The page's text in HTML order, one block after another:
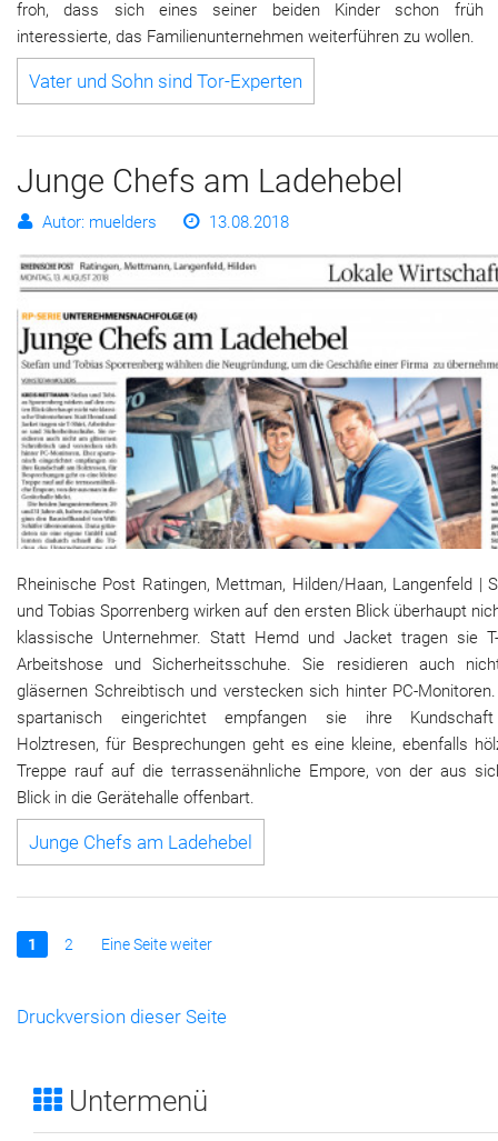
froh, dass sich eines seiner beiden Kinder schon früh
interessierte, das Familienunternehmen weiterführen zu wollen.
Vater und Sohn sind Tor-Experten
Junge Chefs am Ladehebel
Autor: muelders 13.08.2018
Rheinische Post Ratingen, Mettman, Hilden/Haan, Langenfeld |
und Tobias Sporrenberg wirken auf den ersten Blick überhaupt
klassische Unternehmer. Statt Hemd und Jacket tragen sie
Arbeitshose und Sicherheitsschuhe. Sie residieren auch
gläsernen Schreibtisch und verstecken sich hinter PC-
spartanisch eingerichtet empfangen sie ihre
Holztresen, für Besprechungen geht es eine kleine, ebenfalls
Treppe rauf auf die terrassenähnliche Empore, von der aus
Blick in die Gerätehalle offenbart.
Junge Chefs am Ladehebel
1 2 Eine Seite weiter
Druckversion dieser Seite
Untermenü